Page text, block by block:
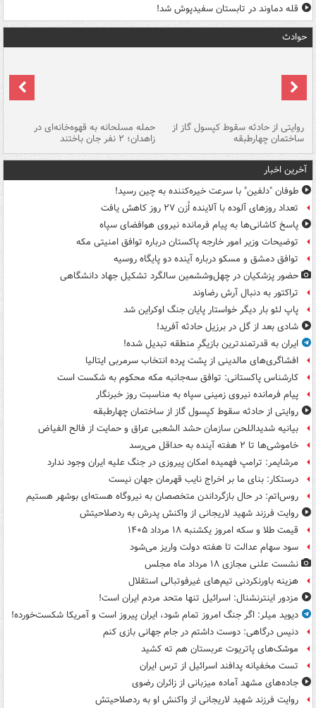
قله دماوند در تابستان سفیدپوش شد!
حوادث
روایتی از حادثه سقوط کپسول گاز از
ساختمان چهارطبقه
حمله مسلحانه به قهوه‌خانه‌ای در
زاهدان؛ ۲ نفر جان باختند
آخرین اخبار
طوفان "دلفین" با سرعت خیره‌کننده به چین رسید!
تعداد روزهای آلوده با آلاینده اُزن ۲۷ روز کاهش یافت
پاسخ کاشانی‌ها به پیام فرمانده نیروی هوافضای سپاه
توضیحات وزیر امور خارجه پاکستان درباره توافق امنیتی مکه
توافق دمشق و مسکو درباره آینده دو پایگاه روسیه
حضور پزشکیان در چهل‌وششمین سالگرد تشکیل جهاد دانشگاهی
تراکتور به دنبال آرش رضاوند
پاپ لئو بار دیگر خواستار پایان جنگ اوکراین شد
شادی بعد از گل در برزیل حادثه آفرید!
ایران به قدرتمندترین بازیگرِ منطقه تبدیل شده!
افشاگری‌های مالدینی از پشت پرده انتخاب سرمربی ایتالیا
کارشناس پاکستانی: توافق سه‌جانبه مکه محکوم به شکست است
پیام فرمانده نیروی زمینی سپاه به مناسبت روز خبرنگار
روایتی از حادثه سقوط کپسول گاز از ساختمان چهارطبقه
بیانیه شدیداللحن سازمان حشد الشعبی عراق و حمایت از فالح الفیاض
خاموشی‌ها تا ۲ هفته آینده به حداقل می‌رسد
مرشایمر: ترامپ فهمیده امکان پیروزی در جنگ علیه ایران وجود ندارد
درستکار: بنای ما بر اخراج نایب قهرمان جهان نیست
روس‌اتم: در حال بازگرداندن متخصصان به نیروگاه هسته‌ای بوشهر هستیم
روایت فرزند شهید لاریجانی از واکنش پدرش به ردصلاحیتش
قیمت طلا و سکه امروز یکشنبه ۱۸ مرداد ۱۴۰۵
سود سهام عدالت تا هفته دولت واریز می‌شود
نشست علنی مجازی ۱۸ مرداد ماه مجلس
هزینه باورنکردنی تیم‌های غیرفوتبالی استقلال
مزدور اینترنشنال: اسرائیل تنها متحد مردم ایران است!
دیوید میلر: اگر جنگ امروز تمام شود، ایران پیروز است و آمریکا شکست‌خورده!
دنیس درگاهی: دوست داشتم در جام جهانی بازی کنم
موشک‌های پاتریوت عربستان هم ته‌ کشید
تست مخفیانه پدافند اسرائیل از ترس ایران
جاده‌های مشهد آماده میزبانی از زائران رضوی
روایت فرزند شهید لاریجانی از واکنش او به ردصلاحیتش